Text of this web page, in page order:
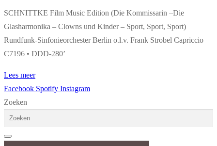
SCHNITTKE Film Music Edition (Die Kommissarin –Die
Glasharmonika – Clowns und Kinder – Sport, Sport, Sport)
Rundfunk-Sinfonieorchester Berlin o.l.v. Frank Strobel Capriccio
C7196 • DDD-280’
Lees meer
Facebook Spotify Instagram
Zoeken